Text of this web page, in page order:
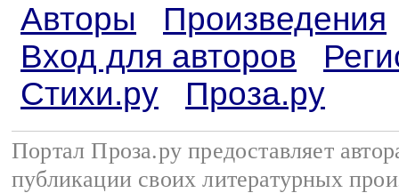
Авторы
Произведения
Вход для авторов
Стихи.ру
Проза.ру
Портал Проза.ру предоставляет
публикации своих литературных